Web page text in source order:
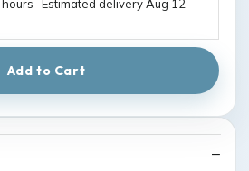
· Estimated deliveryAug 12 -
Add to Cart